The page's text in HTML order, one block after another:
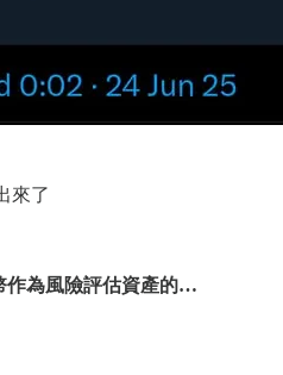
來了
作為風險評估資產的…